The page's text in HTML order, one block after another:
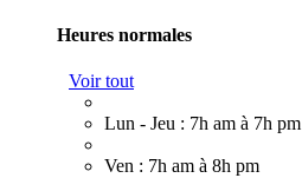
Heures normales
Voir tout
Lun - Jeu : 7h am à 7h pm
Ven : 7h am à 8h pm